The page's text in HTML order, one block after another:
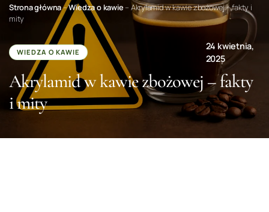
Strona główna–Wiedza o kawie – Akrylamid w kawie zbożowej – fakty i
mity
WIEDZA O KAWIE
24 kwietnia,
2025
Akrylamid w kawie zbożowej – fakty
i mity